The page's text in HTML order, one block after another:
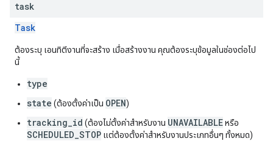
task
Task
ต้องระบุ เอนทิตีงานที่จะสร้าง เมื่อสร้างงาน คุณต้องระบุข้อมูลในช่องต่อไป
นี้
type
state (ต้องตั้งค่าเป็น OPEN)
tracking_id (ต้องไม่ตั้งค่าสำหรับงาน UNAVAILABLEหรือ
SCHEDULED_STOP แต่ต้องตั้งค่าสำหรับงานประเภทอื่นๆ ทั้งหมด)